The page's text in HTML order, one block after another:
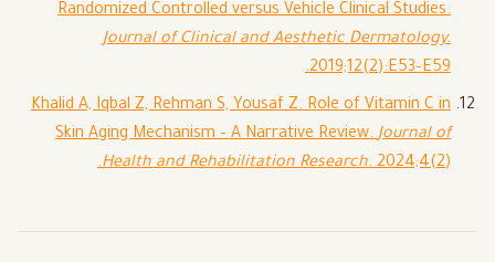
Randomized Controlled versus Vehicle Clinical Studies.
Journal of Clinical and Aesthetic Dermatology.
2019;12(2):E53–E59.
Khalid A, Iqbal Z, Rehman S, Yousaf Z. Role of Vitamin C in
Skin Aging Mechanism – A Narrative Review.Journal of
Health and Rehabilitation Research.2024;4(2).